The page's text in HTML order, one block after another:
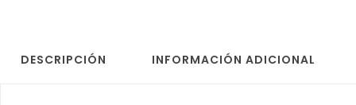
DESCRIPCIÓN INFORMACIÓN ADICIONAL